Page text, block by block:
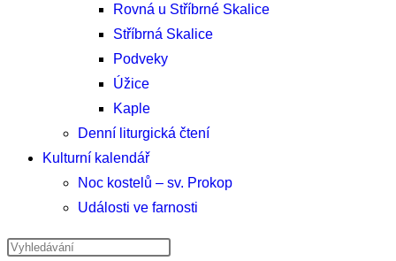
Rovná u Stříbrné Skalice
Stříbrná Skalice
Podveky
Úžice
Kaple
Denní liturgická čtení
Kulturní kalendář
Noc kostelů – sv. Prokop
Události ve farnosti
Hledat